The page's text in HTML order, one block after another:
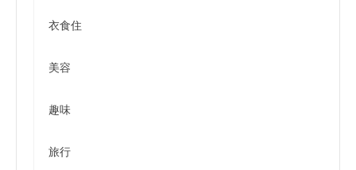
衣食住
美容
趣味
旅行